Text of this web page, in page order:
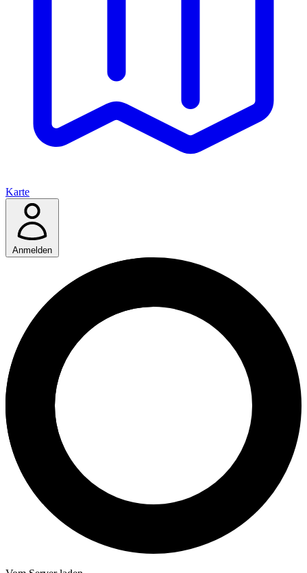
Karte
Anmelden